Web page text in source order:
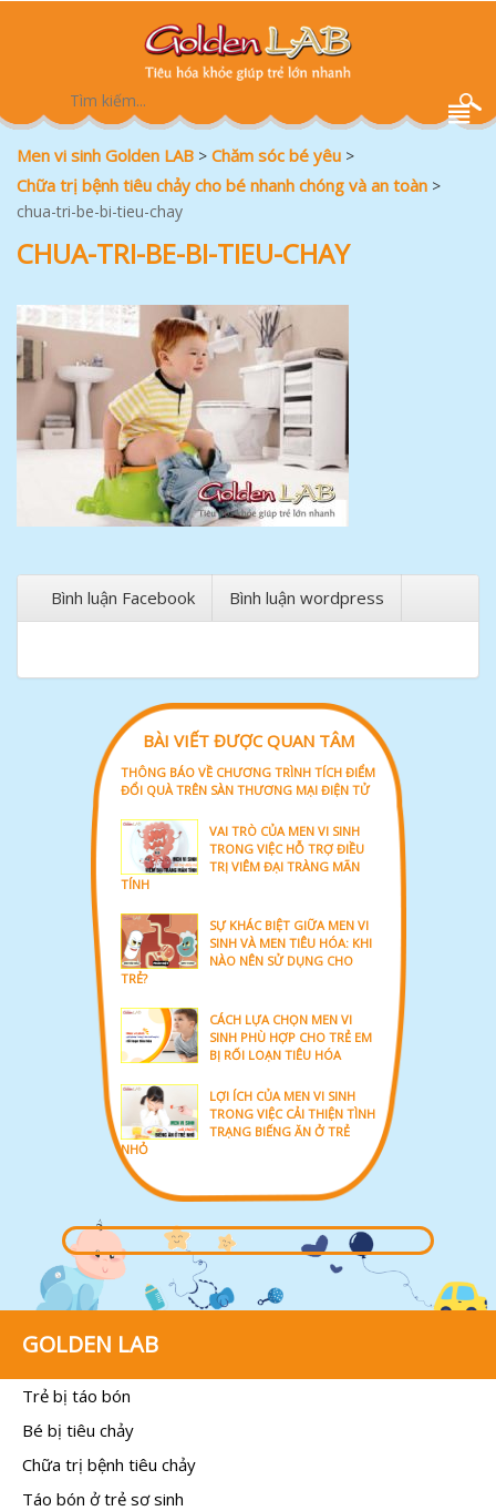
Men vi sinh Golden LAB > Chăm sóc bé yêu >
Chữa trị bệnh tiêu chảy cho bé nhanh chóng và an toàn >
chua-tri-be-bi-tieu-chay
CHUA-TRI-BE-BI-TIEU-CHAY
Bình luận Facebook Bình luận wordpress
BÀI VIẾT ĐƯỢC QUAN TÂM
THÔNG BÁO VỀ CHƯƠNG TRÌNH TÍCH ĐIỂM
ĐỔI QUÀ TRÊN SÀN THƯƠNG MẠI ĐIỆN TỬ
VAI TRÒ CỦA MEN VI SINH
TRONG VIỆC HỖ TRỢ ĐIỀU
TRỊ VIÊM ĐẠI TRÀNG MÃN
TÍNH
SỰ KHÁC BIỆT GIỮA MEN VI
SINH VÀ MEN TIÊU HÓA: KHI
NÀO NÊN SỬ DỤNG CHO
TRẺ?
CÁCH LỰA CHỌN MEN VI
SINH PHÙ HỢP CHO TRẺ EM
BỊ RỐI LOẠN TIÊU HÓA
LỢI ÍCH CỦA MEN VI SINH
TRONG VIỆC CẢI THIỆN TÌNH
TRẠNG BIẾNG ĂN Ở TRẺ
NHỎ
GOLDEN LAB
Trẻ bị táo bón
Bé bị tiêu chảy
Chữa trị bệnh tiêu chảy
Táo bón ở trẻ sơ sinh